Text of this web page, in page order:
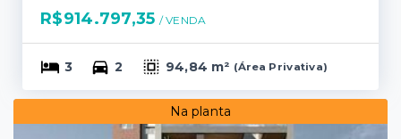
R$914.797,35 / VENDA
3 2 94,84 m² (Área Privativa)
Na planta